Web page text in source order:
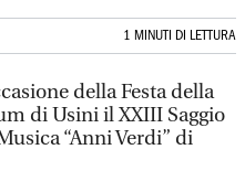
1 MINUTI DI LETTURA
della Festa della
di Usini il XXIII Saggio
“Anni Verdi” di